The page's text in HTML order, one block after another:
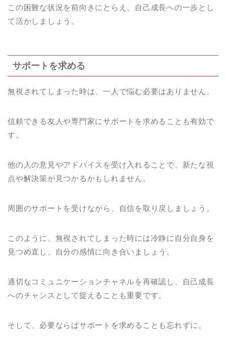
この困難な状況を前向きにとらえ、自己成長への一歩とし
て活かしましょう。
サポートを求める
無視されてしまった時は、一人で悩む必要はありません。
信頼できる友人や専門家にサポートを求めることも有効で
す。
他の人の意見やアドバイスを受け入れることで、新たな視
点や解決策が見つかるかもしれません。
周囲のサポートを受けながら、自信を取り戻しましょう。
このように、無視されてしまった時には冷静に自分自身を
見つめ直し、自分の感情に向き合いましょう。
適切なコミュニケーションチャネルを再確認し、自己成長
へのチャンスとして捉えることも重要です。
そして、必要ならばサポートを求めることも忘れずに。